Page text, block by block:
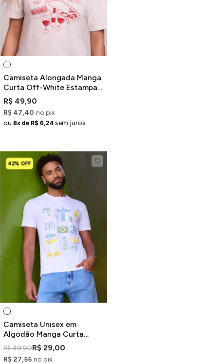
Camiseta Alongada Manga
Curta Off-White Estampa
Pizza e Vinho
R$ 49,90
R$ 47,40 no pix
ou 8x de R$ 6,24 sem juros
42% OFF
Camiseta Unisex em
Algodão Manga Curta
Branca Estampa
Brasilidades
R$ 49,90R$ 29,00
R$ 27,55 no pix